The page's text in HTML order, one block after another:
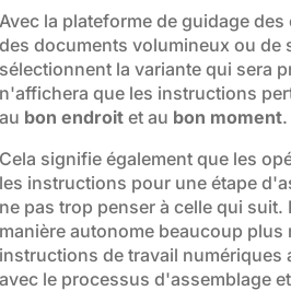
Avec la plateforme de guidage
des documents volumineux ou
sélectionnent la variante qui sera
n'affichera que les instructions
au bon endroit et au bon moment.
Cela signifie également que les
les instructions pour une étape
ne pas trop penser à celle qui suit.
manière autonome beaucoup
instructions de travail
avec le processus d'assemblage